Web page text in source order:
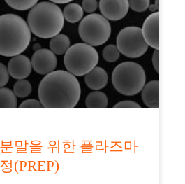
말을 위한 플라즈마
(PREP)